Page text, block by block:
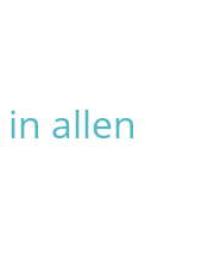
allen